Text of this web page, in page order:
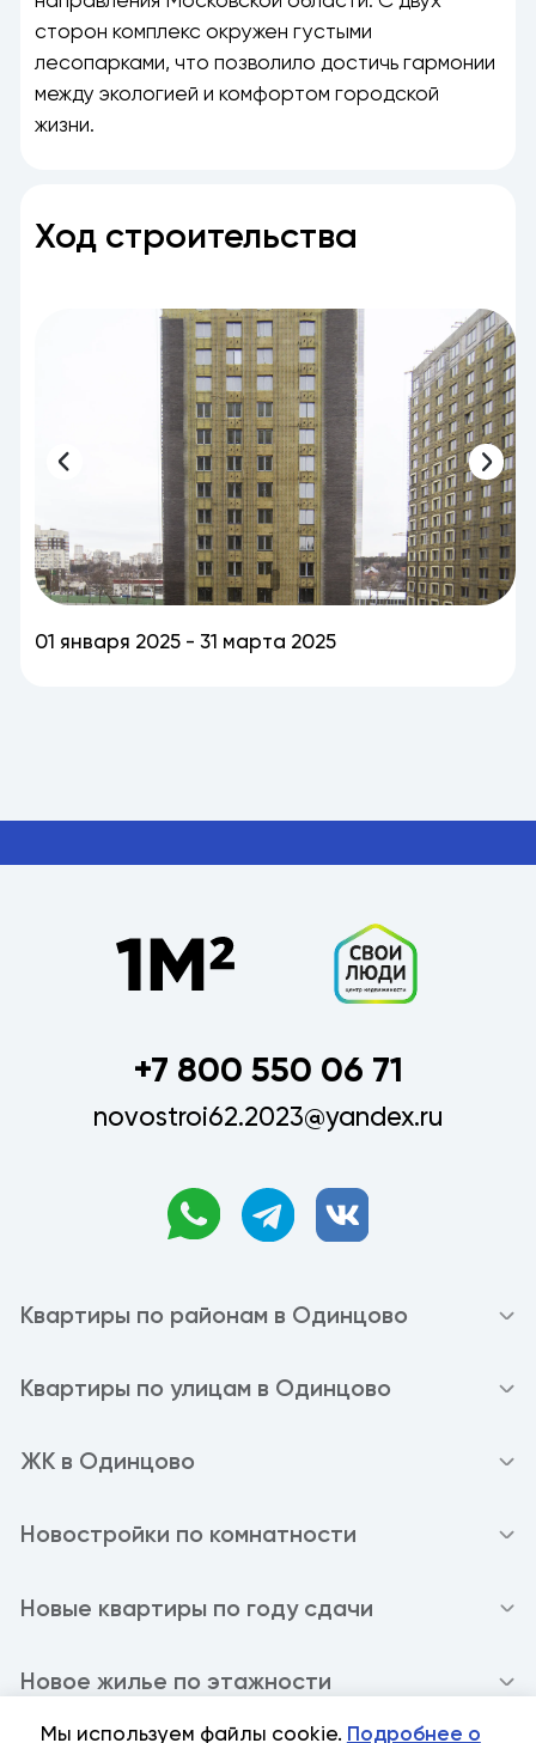
сторон комплекс окружен густыми
лесопарками, что позволило достичь гармонии
между экологией и комфортом городской
жизни.
Ход строительства
01 января 2025 - 31 марта 2025
+7 800 550 06 71
novostroi62.2023@yandex.ru
Квартиры по районам в Одинцово
Квартиры по улицам в Одинцово
ЖК в Одинцово
Новостройки по комнатности
Новые квартиры по году сдачи
Новое жилье по этажности
Мы используем файлы cookie. Подробнее о